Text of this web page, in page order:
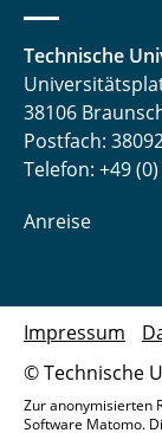
Technische
38106
Postfach:
Telefon: +49
Anreise
© Technische
Impressum
Zur anonymisierten
Software Matomo.